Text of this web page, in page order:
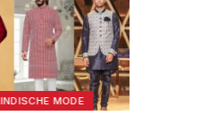
INDISCHE MODE